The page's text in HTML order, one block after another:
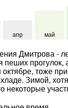
апр май
Дмитрова -
тоже
Зимой,
некоторые